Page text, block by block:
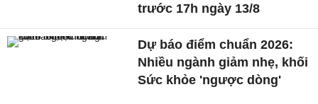
trước 17h ngày 13/8
Dự báo điểm chuẩn 2026:
Nhiều ngành giảm nhẹ, khối
Sức khỏe 'ngược dòng'